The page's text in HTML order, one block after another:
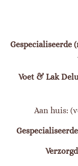
Gespecialiseerde
Voet & Lak
Aan huis: